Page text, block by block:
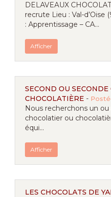
DELAVEAUX
recrute Lieu : Val-d’Oise
: Apprentissage – CA...
Afficher
SECOND OU
CHOCOLATIÈRE -
Nous recherchons un
chocolatier ou
équi...
Afficher
LES CHOCOLATS DE